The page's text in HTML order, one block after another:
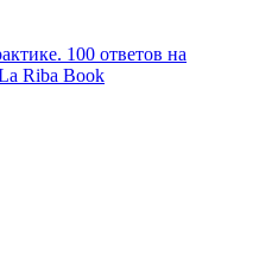
100 ответов на
Riba Book